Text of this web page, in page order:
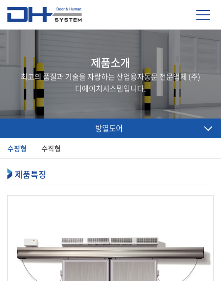
제품소개
최고의 품질과 기술을 자랑하는 산업용자동문 전문업체 (주)
디에이치시스템입니다.
방열도어
수평형 수직형
제품특징